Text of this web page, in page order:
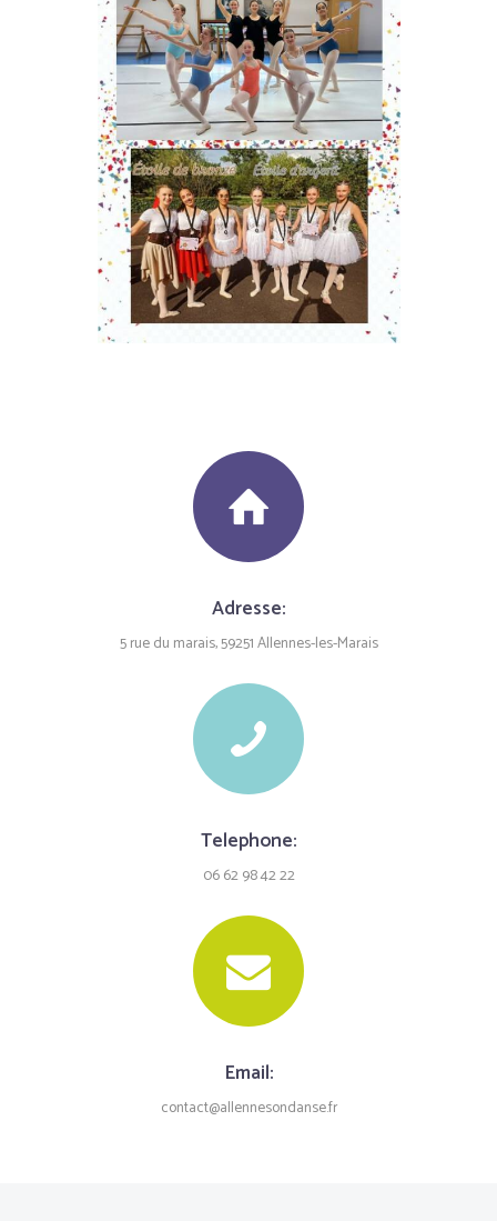
Adresse:
5 rue du marais, 59251 Allennes-les-Marais
Telephone:
06 62 98 42 22
Email:
contact@allennesondanse.fr